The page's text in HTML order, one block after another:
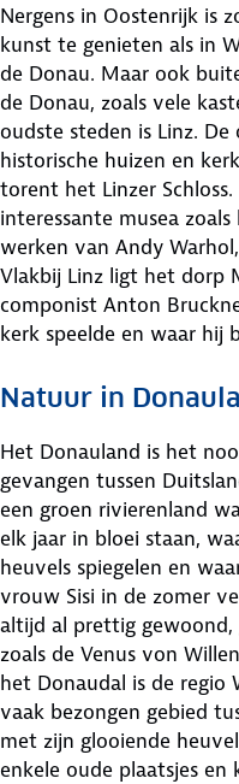
Nergens in Oostenrijk is
kunst te genieten als in
de Donau. Maar ook
de Donau, zoals vele
oudste steden is Linz.
historische huizen en
torent het Linzer
interessante musea
werken van Andy
Vlakbij Linz ligt het dorp
componist Anton
kerk speelde en waar hij
Natuur in
Het Donauland is het
gevangen tussen
een groen rivierenland
elk jaar in bloei staan,
heuvels spiegelen en
vrouw Sisi in de zomer
altijd al prettig gewoond,
zoals de Venus von
het Donaudal is de regio
vaak bezongen gebied
met zijn glooiende
enkele oude plaatsjes en